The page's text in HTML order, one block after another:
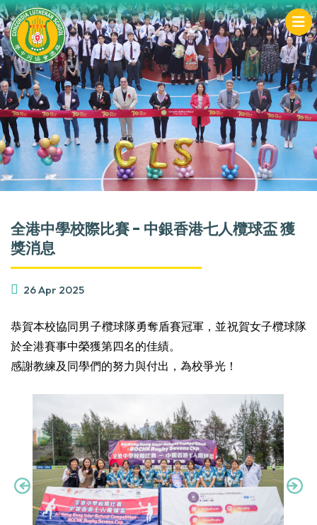
全港中學校際比賽 - 中銀香港七人欖球盃 獲
獎消息
26 Apr 2025
恭賀本校協同男子欖球隊勇奪盾賽冠軍，並祝賀女子欖球隊
於全港賽事中榮獲第四名的佳績。
感謝教練及同學們的努力與付出，為校爭光！